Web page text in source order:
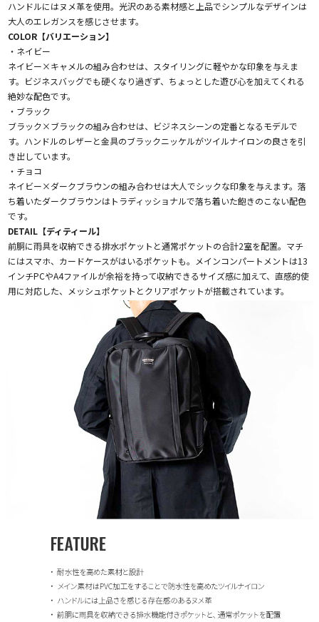
ハンドルにはヌメ革を使用。光沢のある素材感と上品でシンプルなデザインは
大人のエレガンスを感じさせます。
COLOR【バリエーション】
・ネイビー
ネイビー×キャメルの組み合わせは、スタイリングに軽やかな印象を与えま
す。ビジネスバッグでも硬くなり過ぎず、ちょっとした遊び心を加えてくれる
絶妙な配色です。
・ブラック
ブラック×ブラックの組み合わせは、ビジネスシーンの定番となるモデルで
す。ハンドルのレザーと金具のブラックニッケルがツイルナイロンの良さを引
き出しています。
・チョコ
ネイビー×ダークブラウンの組み合わせは大人でシックな印象を与えます。落
ち着いたダークブラウンはトラディッショナルで落ち着いた飽きのこない配色
です。
DETAIL【ディティール】
前胴に雨具を収納できる排水ポケットと通常ポケットの合計2室を配置。マチ
にはスマホ、カードケースがはいるポケットも。メインコンパートメントは13
インチPCやA4ファイルが余裕を持って収納できるサイズ感に加えて、直感的使
用に対応した、メッシュポケットとクリアポケットが搭載されています。